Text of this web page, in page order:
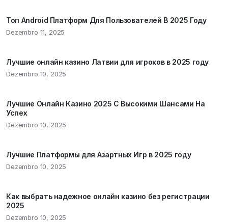
Топ Android Платформ Для Пользователей В 2025 Году
Dezembro 11, 2025
Лучшие онлайн казино Латвии для игроков в 2025 году
Dezembro 10, 2025
Лучшие Онлайн Казино 2025 С Высокими Шансами На
Успех
Dezembro 10, 2025
Лучшие Платформы для Азартных Игр в 2025 году
Dezembro 10, 2025
Как выбрать надежное онлайн казино без регистрации
2025
Dezembro 10, 2025